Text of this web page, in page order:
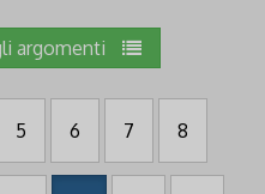
argomenti
5 6 7 8